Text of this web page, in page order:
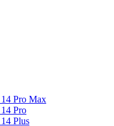
Pro Max
Pro
Plus